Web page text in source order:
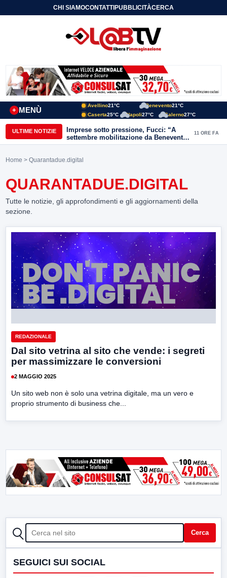
CHI SIAMOCONTATTIPUBBLICITÀCERCA
MENÙ
+
Avellino21°C Benevento21°C
Caserta25°C Napoli27°C Salerno27°C
ULTIME NOTIZIE
Imprese sotto pressione, Fucci: “A
settembre mobilitazione da Benevento
e Avellino”
11 ORE FA
Home > Quarantadue.digital
QUARANTADUE.DIGITAL
Tutte le notizie, gli approfondimenti e gli aggiornamenti della
sezione.
REDAZIONALE
Dal sito vetrina al sito che vende: i segreti
per massimizzare le conversioni
2 MAGGIO 2025
Un sito web non è solo una vetrina digitale, ma un vero e
proprio strumento di business che...
CERCA Cerca
SEGUICI SUI SOCIAL